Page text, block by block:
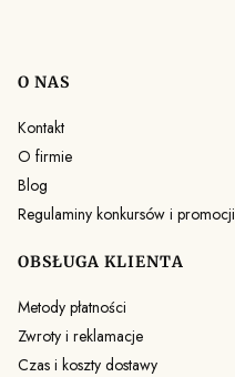
Linki w stopce
O NAS
Kontakt
O firmie
Blog
Regulaminy konkursów i promocji
OBSŁUGA KLIENTA
Metody płatności
Zwroty i reklamacje
Czas i koszty dostawy